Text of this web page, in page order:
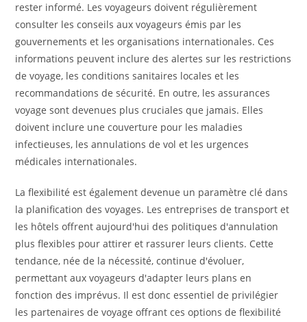
rester informé. Les voyageurs doivent régulièrement
consulter les conseils aux voyageurs émis par les
gouvernements et les organisations internationales. Ces
informations peuvent inclure des alertes sur les restrictions
de voyage, les conditions sanitaires locales et les
recommandations de sécurité. En outre, les assurances
voyage sont devenues plus cruciales que jamais. Elles
doivent inclure une couverture pour les maladies
infectieuses, les annulations de vol et les urgences
médicales internationales.
La flexibilité est également devenue un paramètre clé dans
la planification des voyages. Les entreprises de transport et
les hôtels offrent aujourd'hui des politiques d'annulation
plus flexibles pour attirer et rassurer leurs clients. Cette
tendance, née de la nécessité, continue d'évoluer,
permettant aux voyageurs d'adapter leurs plans en
fonction des imprévus. Il est donc essentiel de privilégier
les partenaires de voyage offrant ces options de flexibilité